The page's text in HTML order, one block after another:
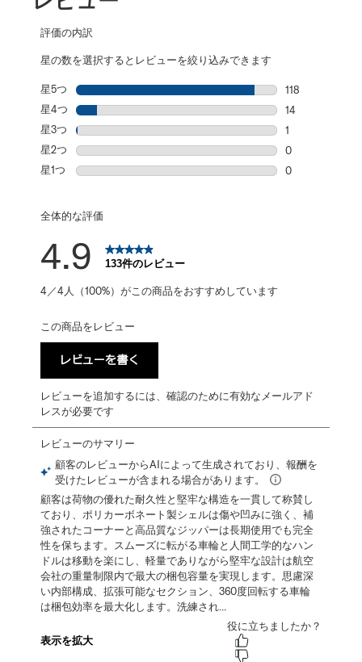
評価の内訳
星の数を選択するとレビューを絞り込みできます
星5つ 星
118
星5個の118件
星4つ 星
14
星4個の14件の
星3つ 星
1
星3個の1件の
星2つ 星
0
星2個の0件の
星1つ
0
全体的な評価
4.9 133件のレビュー
4／4人（100%）がこの商品をおすすめしています
この商品をレビュー
レビューを書く
レビューを追加するには、確認のために有効なメールアド
レスが必要です